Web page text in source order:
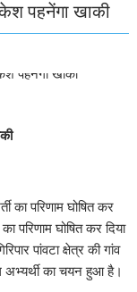
पहनेंगा खाकी
का परिणाम घोषित कर
परिणाम घोषित कर दिया
पांवटा क्षेत्र की गांव
अभ्यर्थी का चयन हुआ है।